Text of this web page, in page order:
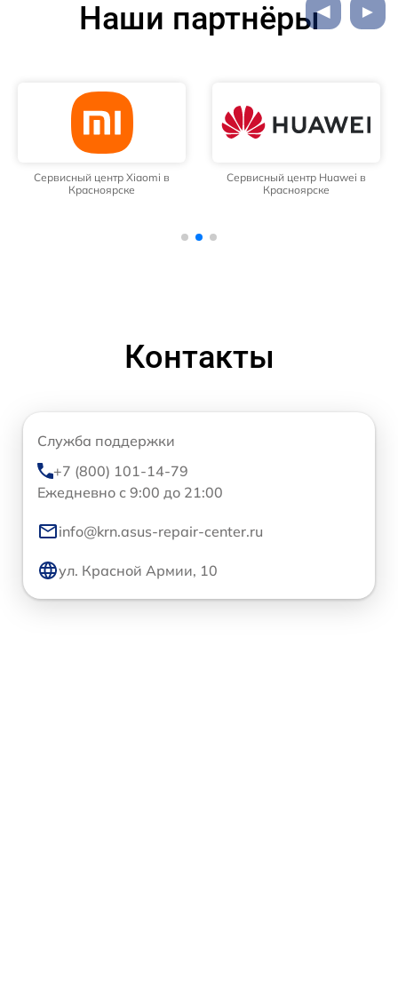
Наши партнёры
Сервисный центр Xiaomi в
Красноярске
Сервисный центр Huawei в
Красноярске
Контакты
Служба поддержки
+7 (800) 101-14-79
Ежедневно с 9:00 до 21:00
info@krn.asus-repair-center.ru
ул. Красной Армии, 10